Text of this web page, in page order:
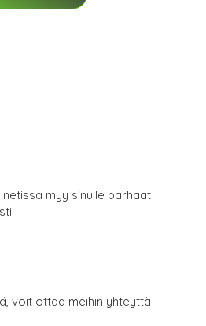
myy sinulle parhaat
voit ottaa meihin yhteyttä